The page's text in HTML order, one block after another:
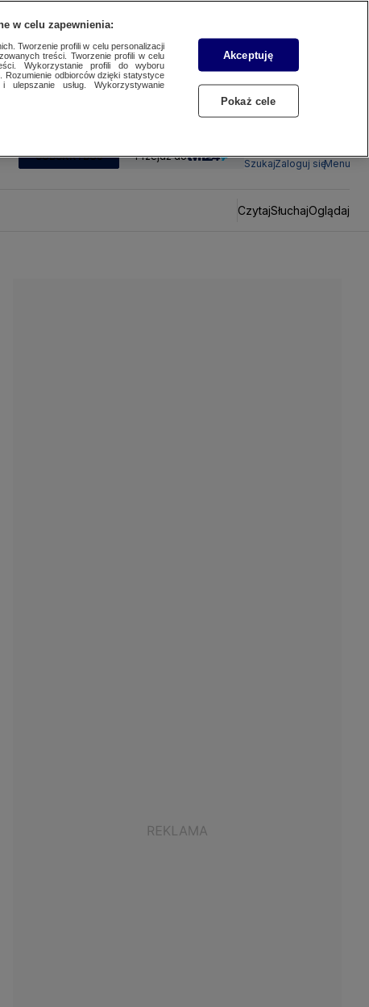
SUBSKRYBUJ Przejdź do
SzukajZaloguj sięMenu
CzytajSłuchajOglądaj
w celu zapewnienia:
Tworzenie profili w celu personalizacji
treści. Tworzenie profili w celu
Wykorzystanie profili do wyboru
Rozumienie odbiorców dzięki statystyce
usług. Wykorzystywanie
Akceptuję
Pokaż cele